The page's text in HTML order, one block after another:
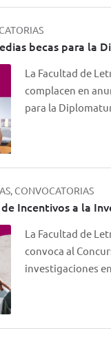
becas para la
La Facultad de
complacen en
para la
CONVOCATORIAS
Incentivos a la
La Facultad de
convoca al
investigaciones